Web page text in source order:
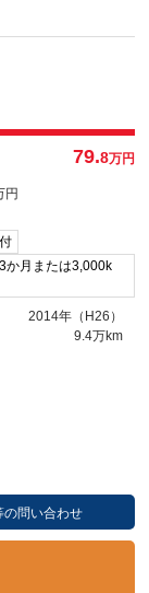
79.8万円
円
か月または3,000k
2014年（H26）
9.4万km
の問い合わせ